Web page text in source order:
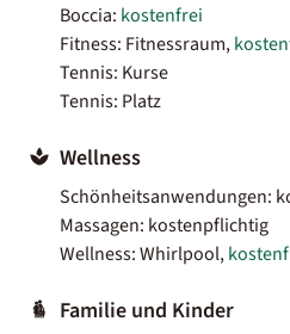
Boccia: kostenfrei
Fitness: Fitnessraum,
Tennis: Kurse
Tennis: Platz
Wellness
Schönheitsanwendungen:
Massagen: kostenpflichtig
Wellness: Whirlpool,
Familie und Kinder